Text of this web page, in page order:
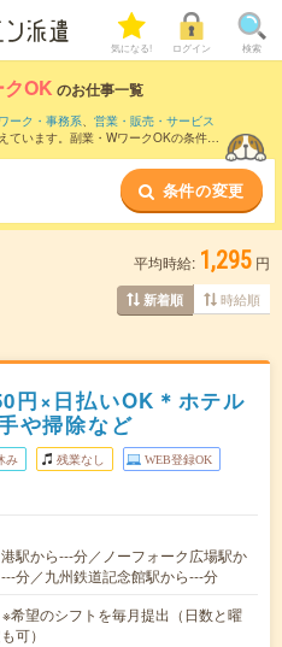
気になる! ログイン 検索
OK のお仕事一覧
ーク・事務系、 営業・販売・サービス
ています。副業・WワークOKの条件の
条件の変更
平均時給: 1,295 円
新着順 時給順
円×日払いOK＊ホテル
や掃除など
み 残業なし WEB登録OK
駅から---分／ノーフォーク広場駅か
分／九州鉄道記念館駅から---分
望のシフトを毎月提出（日数と曜
可）